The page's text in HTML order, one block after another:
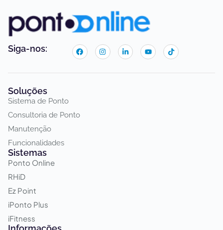
Siga-nos:
Soluções
Sistema de Ponto
Consultoria de Ponto
Manutenção
Funcionalidades
Sistemas
Ponto Online
RHiD
Ez Point
iPonto Plus
iFitness